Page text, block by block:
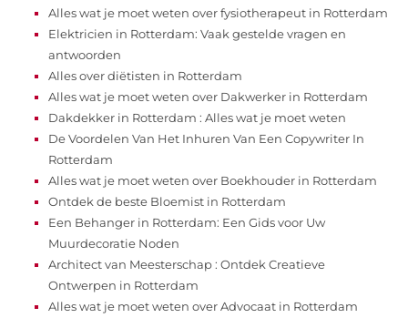
Alles wat je moet weten over fysiotherapeut in Rotterdam
Elektricien in Rotterdam: Vaak gestelde vragen en
antwoorden
Alles over diëtisten in Rotterdam
Alles wat je moet weten over Dakwerker in Rotterdam
Dakdekker in Rotterdam : Alles wat je moet weten
De Voordelen Van Het Inhuren Van Een Copywriter In
Rotterdam
Alles wat je moet weten over Boekhouder in Rotterdam
Ontdek de beste Bloemist in Rotterdam
Een Behanger in Rotterdam: Een Gids voor Uw
Muurdecoratie Noden
Architect van Meesterschap : Ontdek Creatieve
Ontwerpen in Rotterdam
Alles wat je moet weten over Advocaat in Rotterdam